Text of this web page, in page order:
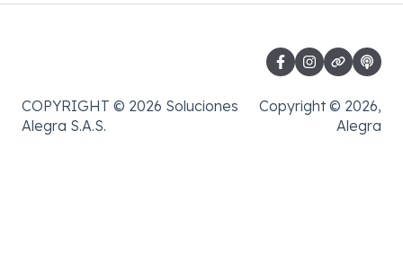
COPYRIGHT © 2026 Soluciones
Alegra S.A.S.
Copyright © 2026,
Alegra